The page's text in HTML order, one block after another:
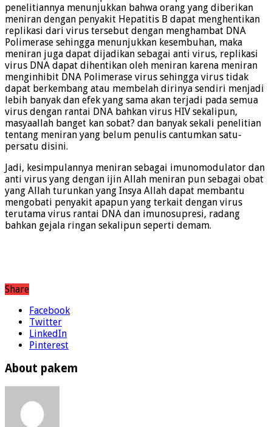
penelitiannya menunjukkan bahwa orang yang diberikan
meniran dengan penyakit Hepatitis B dapat menghentikan
replikasi dari virus tersebut dengan menghambat DNA
Polimerase sehingga menunjukkan kesembuhan, maka
meniran juga dapat dijadikan sebagai anti virus, replikasi
virus DNA dapat dihentikan oleh meniran karena meniran
menginhibit DNA Polimerase virus sehingga virus tidak
dapat berkembang atau membelah dirinya sendiri menjadi
lebih banyak dan efek yang sama akan terjadi pada semua
virus dengan rantai DNA bahkan virus HIV sekalipun,
masyaallah banget kan sobat? dan banyak sekali penelitian
tentang meniran yang belum penulis cantumkan satu-
persatu disini.
Jadi, kesimpulannya meniran sebagai imunomodulator dan
anti virus yang dengan ijin Allah meniran pun sebagai obat
yang Allah turunkan yang Insya Allah dapat membantu
mengobati penyakit apapun yang terkait dengan virus
terutama virus rantai DNA dan imunosupresi, radang
bahkan gejala ringan sekalipun seperti demam.
Share
Facebook
Twitter
LinkedIn
Pinterest
About pakem